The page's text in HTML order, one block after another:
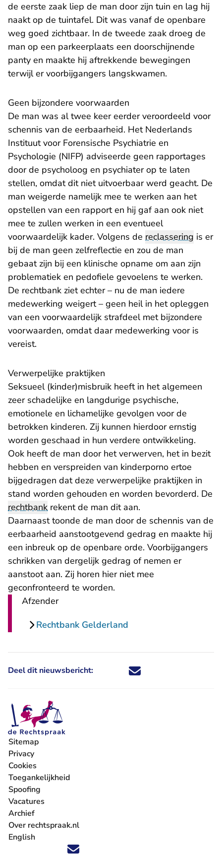
de eerste zaak liep de man door zijn tuin en lag hij
naakt op de tuintafel. Dit was vanaf de openbare
weg goed zichtbaar. In de tweede zaak droeg de
man op een parkeerplaats een doorschijnende
panty en maakte hij aftrekkende bewegingen
terwijl er voorbijgangers langskwamen.
Geen bijzondere voorwaarden
De man was al twee keer eerder veroordeeld voor
schennis van de eerbaarheid. Het Nederlands
Instituut voor Forensische Psychiatrie en
Psychologie (NIFP) adviseerde geen rapportages
door de psycholoog en psychiater op te laten
stellen, omdat dit niet uitvoerbaar werd geacht. De
man weigerde namelijk mee te werken aan het
opstellen van een rapport en hij gaf aan ook niet
mee te zullen werken in een eventueel
voorwaardelijk kader. Volgens de reclassering is er
bij de man geen zelfreflectie en zou de man
gebaat zijn bij een klinische opname om aan zijn
problematiek en pedofiele gevoelens te werken.
De rechtbank ziet echter – nu de man iedere
medewerking weigert – geen heil in het opleggen
van een voorwaardelijk strafdeel met bijzondere
voorwaarden, omdat daar medewerking voor is
vereist.
Verwerpelijke praktijken
Seksueel (kinder)misbruik heeft in het algemeen
zeer schadelijke en langdurige psychische,
emotionele en lichamelijke gevolgen voor de
betrokken kinderen. Zij kunnen hierdoor ernstig
worden geschaad in hun verdere ontwikkeling.
Ook heeft de man door het verwerven, het in bezit
hebben en verspreiden van kinderporno ertoe
bijgedragen dat deze verwerpelijke praktijken in
stand worden gehouden en worden bevorderd. De
rechtbank rekent de man dit aan.
Daarnaast toonde de man door de schennis van de
eerbaarheid aanstootgevend gedrag en maakte hij
een inbreuk op de openbare orde. Voorbijgangers
schrikken van dergelijk gedrag of nemen er
aanstoot aan. Zij horen hier niet mee
geconfronteerd te worden.
Afzender
Rechtbank Gelderland
Deel dit nieuwsbericht: Deel dit nieuwsbericht via X -
Deel dit nieuwsbericht via
Deel dit nieuwsbericht
Deel dit
Volg ons op X (Twitter) - U verlaat Rechtspraak.nl
Volg ons op Facebook - U verlaat Rechtspraak.nl
Volg ons op Instagram - U verlaat Rechtspraak.nl
Volg ons op Youtube - U verlaat Rechtspraak.nl
Volg ons op LinkedIn - U verlaat
'Blijf op de hoogte' nieuwsbrief - U verlaat
Sitemap
Privacy
Cookies
Toegankelijkheid
Spoofing
Vacatures
- U verlaat Rechtspraak.nl
Archief
Over rechtspraak.nl
English